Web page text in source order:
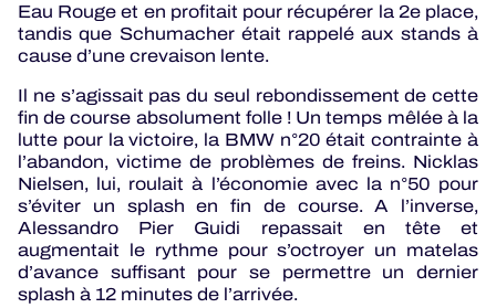
Eau Rouge et en profitait pour récupérer la 2e place,
tandis que Schumacher était rappelé aux stands à
cause d’une crevaison lente.
Il ne s’agissait pas du seul rebondissement de cette
fin de course absolument folle ! Un temps mêlée à la
lutte pour la victoire, la BMW n°20 était contrainte à
l’abandon, victime de problèmes de freins. Nicklas
Nielsen, lui, roulait à l’économie avec la n°50 pour
s’éviter un splash en fin de course. A l’inverse,
Alessandro Pier Guidi repassait en tête et
augmentait le rythme pour s’octroyer un matelas
d’avance suffisant pour se permettre un dernier
splash à 12 minutes de l’arrivée.